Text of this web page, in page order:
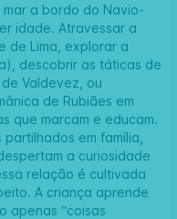
a bordo do Navio-
idade. Atravessar a
de Lima, explorar a
descobrir as táticas de
Valdevez, ou
de Rubiães em
que marcam e educam.
em família,
a curiosidade
relação é cultivada
A criança aprende
apenas “coisas